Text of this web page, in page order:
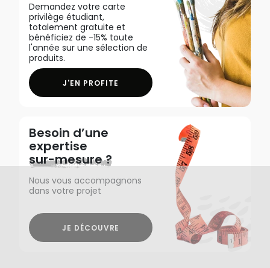
Demandez votre carte
privilège étudiant,
totalement gratuite et
bénéficiez de -15% toute
l'année sur une sélection de
produits.
J'EN PROFITE
Besoin d’une
expertise
sur-mesure ?
Nous vous accompagnons
dans votre projet
JE DÉCOUVRE